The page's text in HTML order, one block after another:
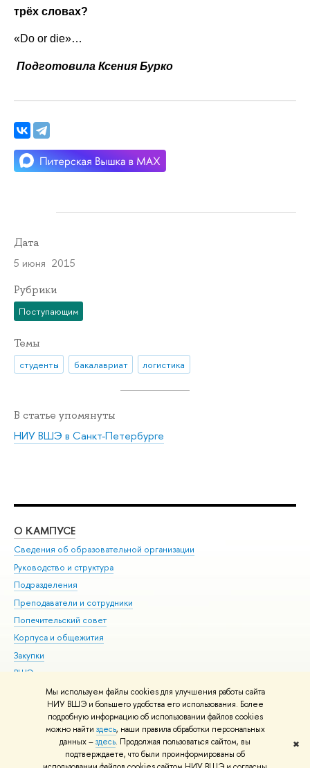
Мы используем файлы cookies для улучшения работы сайта
НИУ ВШЭ и большего удобства его использования. Более
подробную информацию об использовании файлов cookies
можно найти здесь, наши правила обработки персональных
данных –здесь. Продолжая пользоваться сайтом, вы
подтверждаете, что были проинформированы об
✖
трёх словах?
«Do or die»…
Подготовила Ксения Бурко
Дата
5 июня 2015
Рубрики
Поступающим
Темы
студенты бакалавриат логистика
В статье упомянуты
НИУ ВШЭ в Санкт-Петербурге
О КАМПУСЕ
Сведения об образовательной организации
Руководство и структура
Подразделения
Преподаватели и сотрудники
Попечительский совет
Корпуса и общежития
Закупки
ВШЭ для студентов с ограниченными возможностями
здоровья и инвалидностью
Версия для слабовидящих
Единая платежная страница